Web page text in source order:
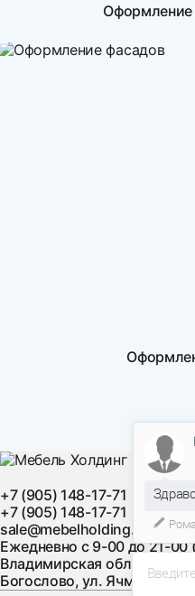
Оформление
+7 (905) 148-17-71
+7 (905) 148-17-71
sale@mebelholding.ru
Ежедневно с 9-00 до 21-
Владимирская область,
Богослово, ул. Ячменная,